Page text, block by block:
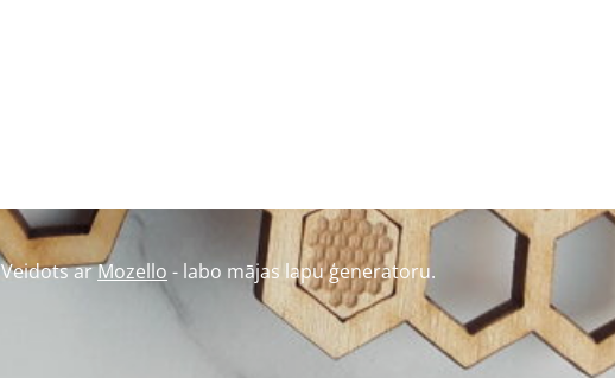
Veidots arMozello - labo mājas lapu ģeneratoru.